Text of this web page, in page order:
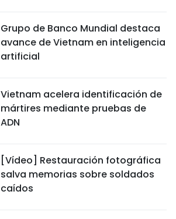
Grupo de Banco Mundial destaca
avance de Vietnam en inteligencia
artificial
Vietnam acelera identificación de
mártires mediante pruebas de
ADN
[Vídeo] Restauración fotográfica
salva memorias sobre soldados
caídos